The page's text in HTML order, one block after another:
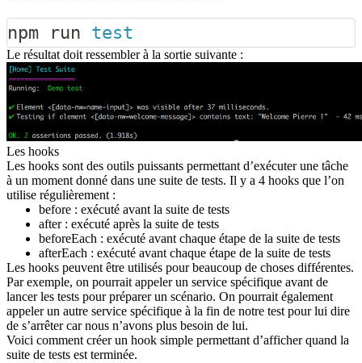
npm run test
Le résultat doit ressembler à la sortie suivante :
Les hooks
Les hooks sont des outils puissants permettant d’exécuter une tâche
à un moment donné dans une suite de tests. Il y a 4 hooks que l’on
utilise régulièrement :
before : exécuté avant la suite de tests
after : exécuté après la suite de tests
beforeEach : exécuté avant chaque étape de la suite de tests
afterEach : exécuté avant chaque étape de la suite de tests
Les hooks peuvent être utilisés pour beaucoup de choses différentes.
Par exemple, on pourrait appeler un service spécifique avant de
lancer les tests pour préparer un scénario. On pourrait également
appeler un autre service spécifique à la fin de notre test pour lui dire
de s’arrêter car nous n’avons plus besoin de lui.
Voici comment créer un hook simple permettant d’afficher quand la
suite de tests est terminée.